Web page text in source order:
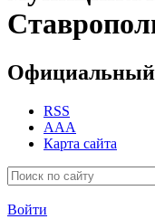
Официальный
RSS
AAA
Карта сайта
Войти